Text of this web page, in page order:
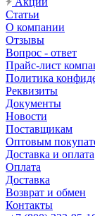
Статьи
О компании
Отзывы
Вопрос - ответ
Прайс-лист
Политика
Реквизиты
Документы
Новости
Поставщикам
Оптовым
Доставка и оплата
Оплата
Доставка
Возврат и обмен
Контакты